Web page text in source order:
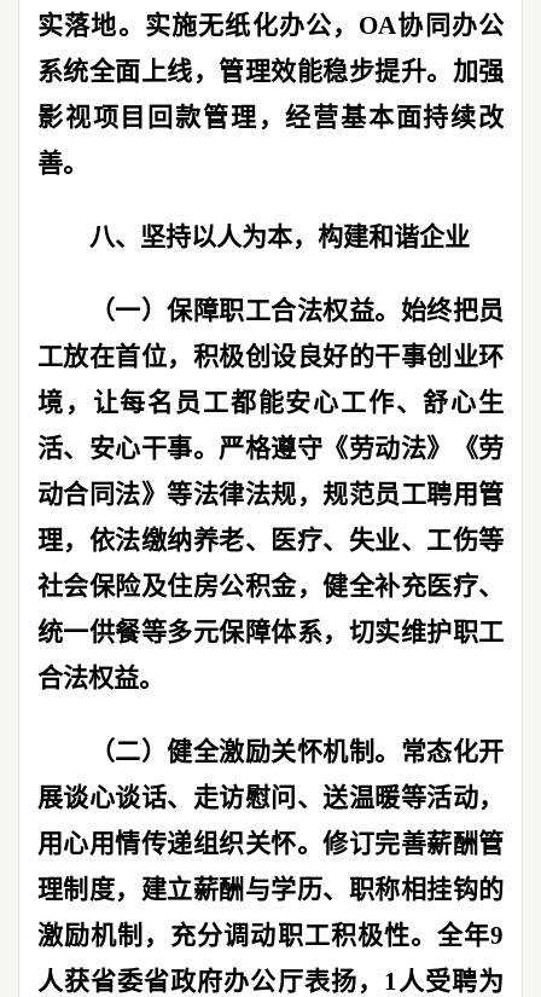
实落地。实施无纸化办公， OA协同办公
系统全面上线，管理效能稳步提升。加强
影视项目回款管理，经营基本面持续改
善。
八、坚持以人为本，构建和谐企业
（一）保障职工合法权益。 始终把员
工放在首位，积极创设良好的干事创业环
境，让每名员工都能安心工作、舒心生
活、安心干事。严格遵守《劳动法》《劳
动合同法》等法律法规，规范员工聘用管
理，依法缴纳养老、医疗、失业、工伤等
社会保险及住房公积金，健全补充医疗、
统一供餐等多元保障体系，切实维护职工
合法权益。
（二）健全激励关怀机制。 常态化开
展谈心谈话、走访慰问、送温暖等活动，
用心用情传递组织关怀。修订完善薪酬管
理制度，建立薪酬与学历、职称相挂钩的
激励机制，充分调动职工积极性。全年9
人获省委省政府办公厅表扬， 1人受聘为